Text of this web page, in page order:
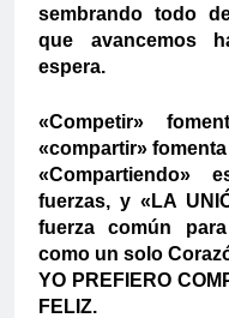
sembrando todo
que avancemos
espera.
«Competir»
«compartir» fomenta
«Compartiendo»
fuerzas, y «LA
fuerza común
como un solo
YO PREFIERO
FELIZ.